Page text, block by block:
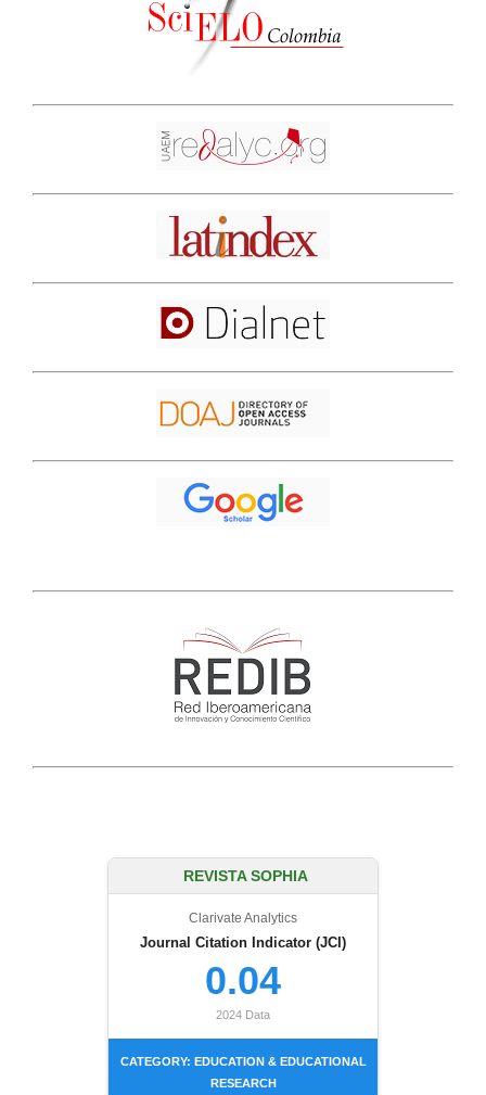
REVISTA SOPHIA
Clarivate Analytics
Journal Citation Indicator (JCI)
0.04
2024 Data
CATEGORY: EDUCATION & EDUCATIONAL
RESEARCH